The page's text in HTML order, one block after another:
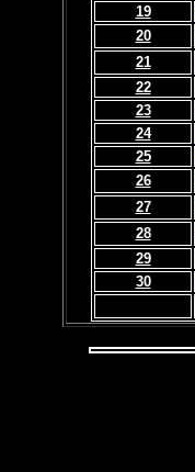
19
20
21
22
23
24
25
26
27
28
29
30